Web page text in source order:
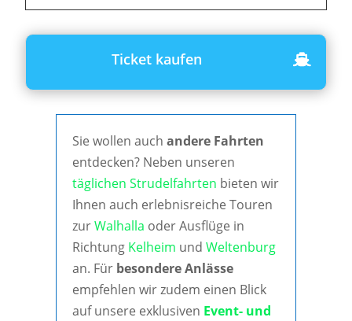
Ticket kaufen
Sie wollen auch andere Fahrten
entdecken? Neben unseren
täglichen Strudelfahrten bieten wir
Ihnen auch erlebnisreiche Touren
zurWalhalla oder Ausflüge in
Richtung Kelheim und Weltenburg
an. Für besondere Anlässe
empfehlen wir zudem einen Blick
auf unsere exklusiven Event- und